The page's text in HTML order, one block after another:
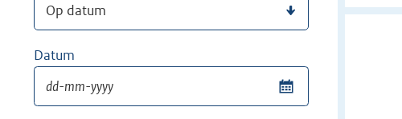
Datum